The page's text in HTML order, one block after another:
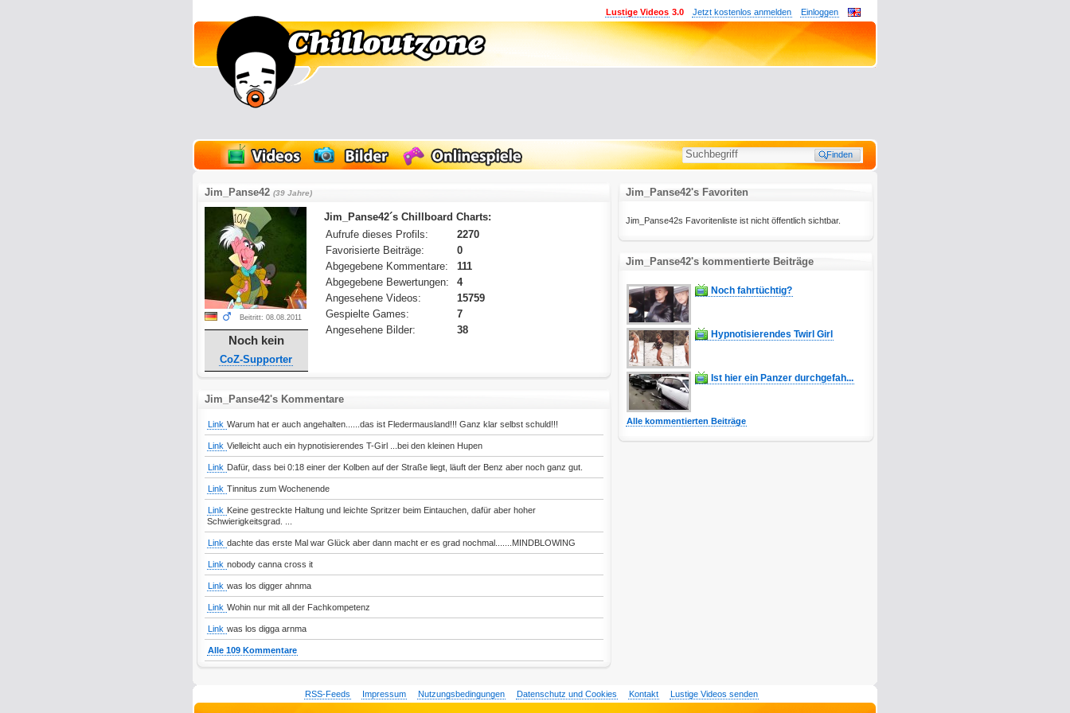
Einloggen
Jetzt kostenlos anmelden
Lustige Videos 3.0
Jim_Panse42 (39 Jahre)
Beitritt: 08.08.2011
Noch kein
CoZ-Supporter
Jim_Panse42´s Chillboard Charts:
Aufrufe dieses Profils:
2270
Favorisierte Beiträge:
0
Abgegebene Kommentare:
111
Abgegebene Bewertungen:
4
Angesehene Videos:
15759
Gespielte Games:
7
Angesehene Bilder:
38
Jim_Panse42's Kommentare
Link Warum hat er auch angehalten......das ist Fledermausland!!! Ganz klar selbst schuld!!!
Link Vielleicht auch ein hypnotisierendes T-Girl ...bei den kleinen Hupen
Link Dafür, dass bei 0:18 einer der Kolben auf der Straße liegt, läuft der Benz aber noch ganz gut.
Link Tinnitus zum Wochenende
Link Keine gestreckte Haltung und leichte Spritzer beim Eintauchen, dafür aber hoher
Schwierigkeitsgrad. ...
Link dachte das erste Mal war Glück aber dann macht er es grad nochmal.......MINDBLOWING
Link nobody canna cross it
Link was los digger ahnma
Link Wohin nur mit all der Fachkompetenz
Link was los digga arnma
Alle 109 Kommentare
Jim_Panse42's Favoriten
Jim_Panse42s Favoritenliste ist nicht öffentlich sichtbar.
Jim_Panse42's kommentierte Beiträge
Noch fahrtüchtig?
Hypnotisierendes Twirl Girl
Ist hier ein Panzer durchgefah...
Alle kommentierten Beiträge
RSS-Feeds Impressum Nutzungsbedingungen Datenschutz und Cookies Kontakt Lustige Videos senden